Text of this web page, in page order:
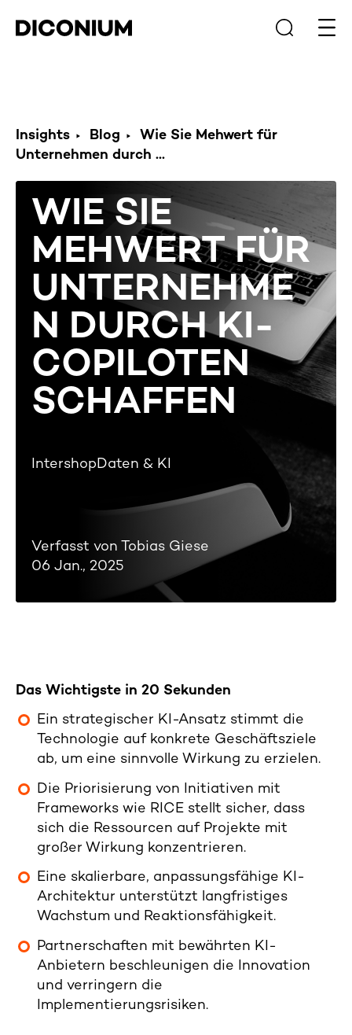
Insights Blog
Wie Sie Mehwert für
Unternehmen durch ...
WIE SIE
MEHWERT FÜR
UNTERNEHME
N DURCH KI-
COPILOTEN
SCHAFFEN
IntershopDaten & KI
Verfasst von Tobias Giese
06 Jan., 2025
Das Wichtigste in 20 Sekunden
Ein strategischer KI-Ansatz stimmt die
Technologie auf konkrete Geschäftsziele
ab, um eine sinnvolle Wirkung zu erzielen.
Die Priorisierung von Initiativen mit
Frameworks wie RICE stellt sicher, dass
sich die Ressourcen auf Projekte mit
großer Wirkung konzentrieren.
Eine skalierbare, anpassungsfähige KI-
Architektur unterstützt langfristiges
Wachstum und Reaktionsfähigkeit.
Partnerschaften mit bewährten KI-
Anbietern beschleunigen die Innovation
und verringern die
Implementierungsrisiken.